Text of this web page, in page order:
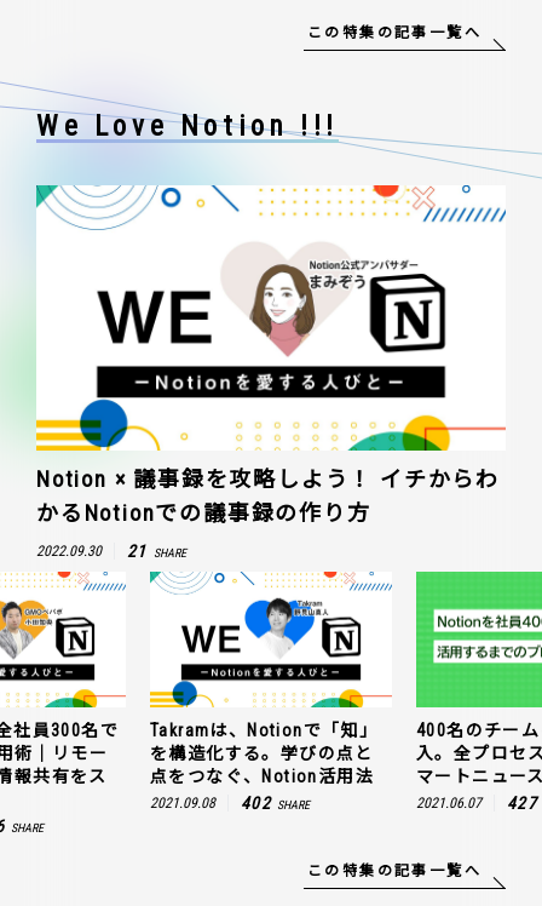
この特集の記事一覧へ
We Love Notion !!!
Notion × 議事録を攻略しよう！ イチからわ
かるNotionでの議事録の作り方
2022.09.30 21 SHARE
社員300名で
術｜リモー
報共有をス
SHARE
Takramは、Notionで「知」
を構造化する。学びの点と
点をつなぐ、Notion活用法
2021.09.08 402 SHARE
400名のチー
入。全プロセ
マートニュー
2021.06.07 427
この特集の記事一覧へ